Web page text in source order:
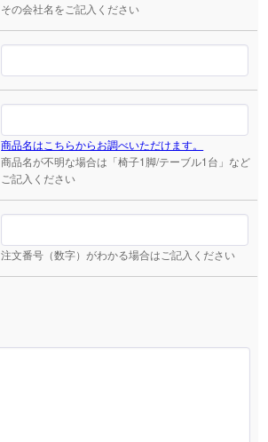
その会社名をご記入ください
商品名はこちらからお調べいただけます。
商品名が不明な場合は「椅子1脚/テーブル1台」など
ご記入ください
注文番号（数字）がわかる場合はご記入ください